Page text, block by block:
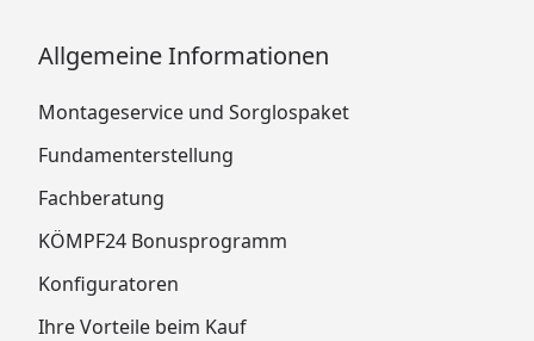
Allgemeine Informationen
Montageservice und Sorglospaket
Fundamenterstellung
Fachberatung
KÖMPF24 Bonusprogramm
Konfiguratoren
Ihre Vorteile beim Kauf